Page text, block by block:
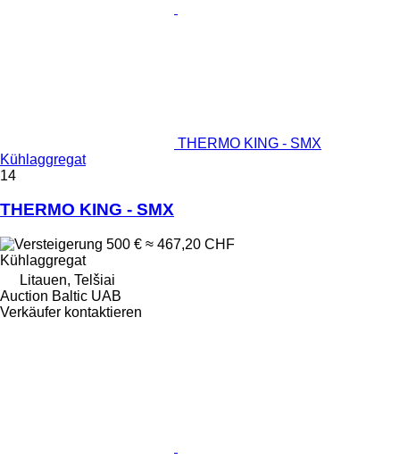
THERMO KING - SMX
Kühlaggregat
14
THERMO KING - SMX
500 € ≈ 467,20 CHF
Kühlaggregat
Litauen, Telšiai
Auction Baltic UAB
Verkäufer kontaktieren